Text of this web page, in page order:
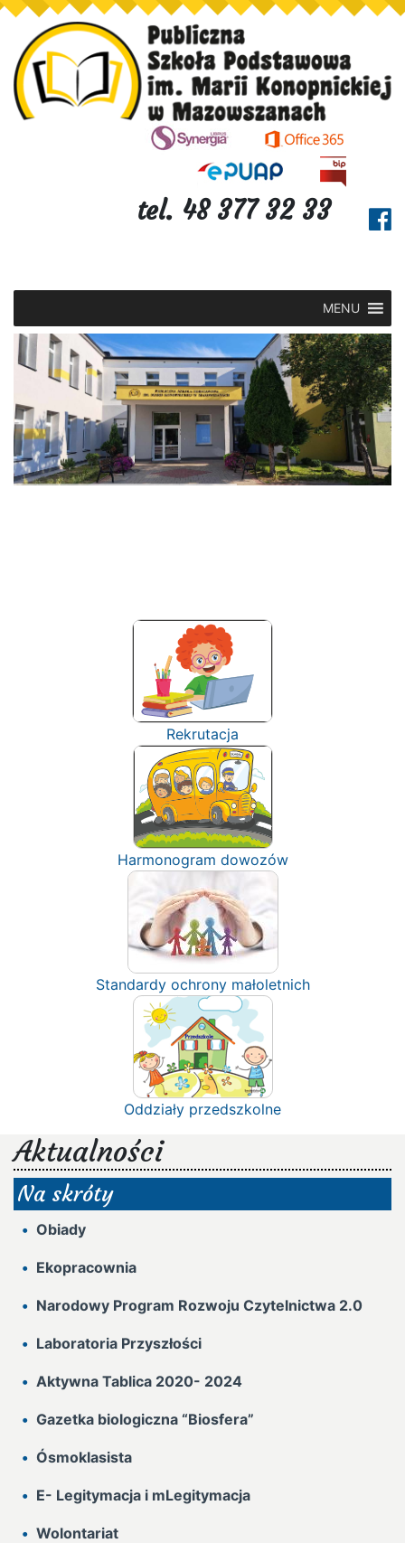
tel. 48 377 32 33
MENU
Rekrutacja
Harmonogram dowozów
Standardy ochrony małoletnich
Oddziały przedszkolne
Aktualności
Na skróty
Obiady
Ekopracownia
Narodowy Program Rozwoju Czytelnictwa 2.0
Laboratoria Przyszłości
Aktywna Tablica 2020- 2024
Gazetka biologiczna “Biosfera”
Ósmoklasista
E- Legitymacja i mLegitymacja
Wolontariat